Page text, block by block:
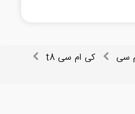
سی
کی ام سی t8